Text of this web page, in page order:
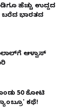
ಹೆಚ್ಚು ಉದ್ದದ
ಬರೆದ ಭಾರತದ
ಆಳ್ವಾಸ್
₹50 ಕೋಟಿ
ಕಥೆ!